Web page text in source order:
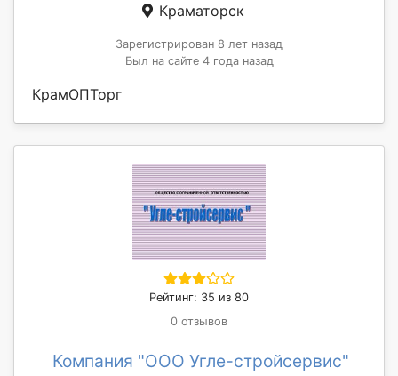
Краматорск
Зарегистрирован 8 лет назад
Был на сайте 4 года назад
КрамОПТорг
Рейтинг: 35 из 80
0 отзывов
Компания "ООО Угле-стройсервис"